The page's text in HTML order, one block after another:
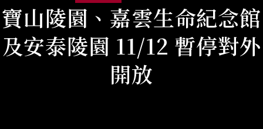
寶山陵園、嘉雲生命紀念館
及安泰陵園 11/12 暫停對外
開放